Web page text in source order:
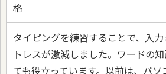
格
タイピングを練習することで、入
トレスが激減しました。ワードの
ても役立っています。以前は、パ